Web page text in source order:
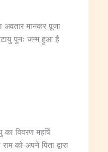
अवतार मानकर पूजा
पुनः जन्म हुआ है
विवरण महर्षि
को अपने पिता द्वारा